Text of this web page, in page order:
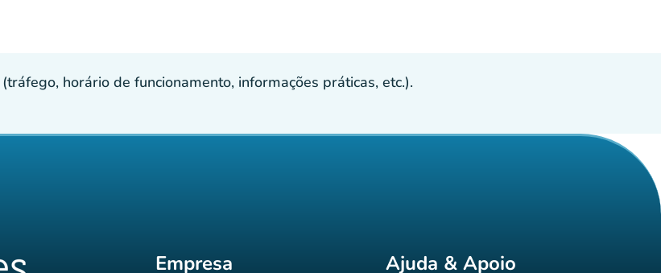
horário de funcionamento, informações práticas, etc.).
Empresa Ajuda & Apoio